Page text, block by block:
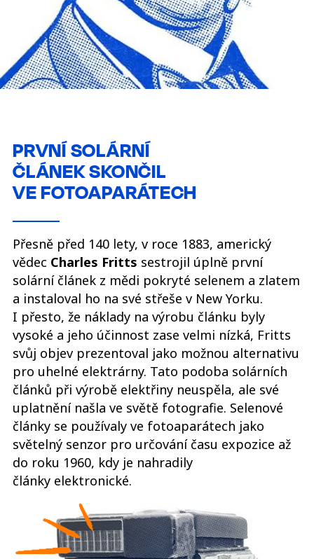
PRVNÍ SOLÁRNÍ
ČLÁNEK SKONČIL
VE FOTOAPARÁTECH
Přesně před 140 lety, v roce 1883, americký
vědec Charles Fritts sestrojil úplně první
solární článek z mědi pokryté selenem a zlatem
a instaloval ho na své střeše v New Yorku.
I přesto, že náklady na výrobu článku byly
vysoké a jeho účinnost zase velmi nízká, Fritts
svůj objev prezentoval jako možnou alternativu
pro uhelné elektrárny. Tato podoba solárních
článků při výrobě elektřiny neuspěla, ale své
uplatnění našla ve světě fotografie. Selenové
články se používaly ve fotoaparátech jako
světelný senzor pro určování času expozice až
do roku 1960, kdy je nahradily
články elektronické.